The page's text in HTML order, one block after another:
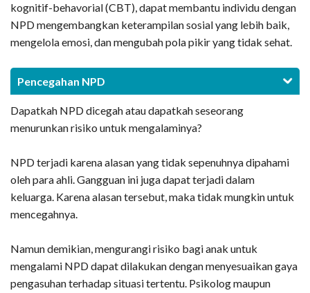
kognitif-behavorial (CBT), dapat membantu individu dengan
NPD mengembangkan keterampilan sosial yang lebih baik,
mengelola emosi, dan mengubah pola pikir yang tidak sehat.
Pencegahan NPD
Dapatkah NPD dicegah atau dapatkah seseorang
menurunkan risiko untuk mengalaminya?
NPD terjadi karena alasan yang tidak sepenuhnya dipahami
oleh para ahli. Gangguan ini juga dapat terjadi dalam
keluarga. Karena alasan tersebut, maka tidak mungkin untuk
mencegahnya.
Namun demikian, mengurangi risiko bagi anak untuk
mengalami NPD dapat dilakukan dengan menyesuaikan gaya
pengasuhan terhadap situasi tertentu. Psikolog maupun